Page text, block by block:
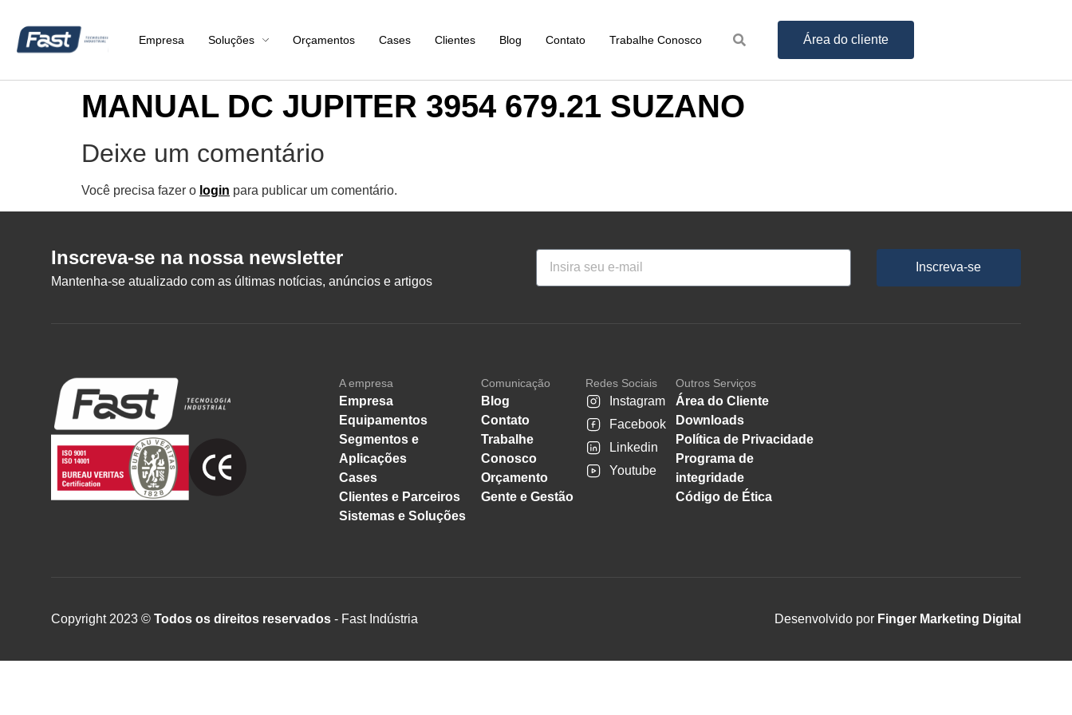
Empresa Soluções Orçamentos Cases Clientes Blog Contato Trabalhe Conosco Área do cliente
MANUAL DC JUPITER 3954 679.21 SUZANO
Deixe um comentário
Você precisa fazer o login para publicar um comentário.
Inscreva-se na nossa newsletter
Mantenha-se atualizado com as últimas notícias, anúncios e artigos
Inscreva-se
A empresa
Empresa
Equipamentos
Segmentos e
Aplicações
Cases
Clientes e Parceiros
Sistemas e Soluções
Comunicação
Blog
Contato
Trabalhe
Conosco
Orçamento
Gente e Gestão
Redes Sociais
Instagram
Facebook
Linkedin
Youtube
Outros Serviços
Área do Cliente
Downloads
Política de Privacidade
Programa de
integridade
Código de Ética
Copyright 2023 © Todos os direitos reservados - Fast Indústria Desenvolvido por Finger Marketing Digital